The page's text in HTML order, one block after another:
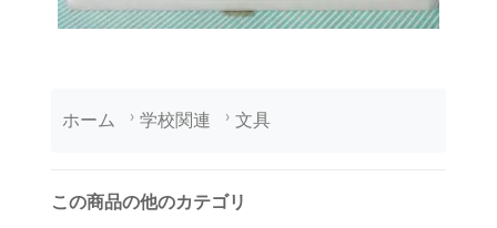
ホーム 学校関連 文具
この商品の他のカテゴリ